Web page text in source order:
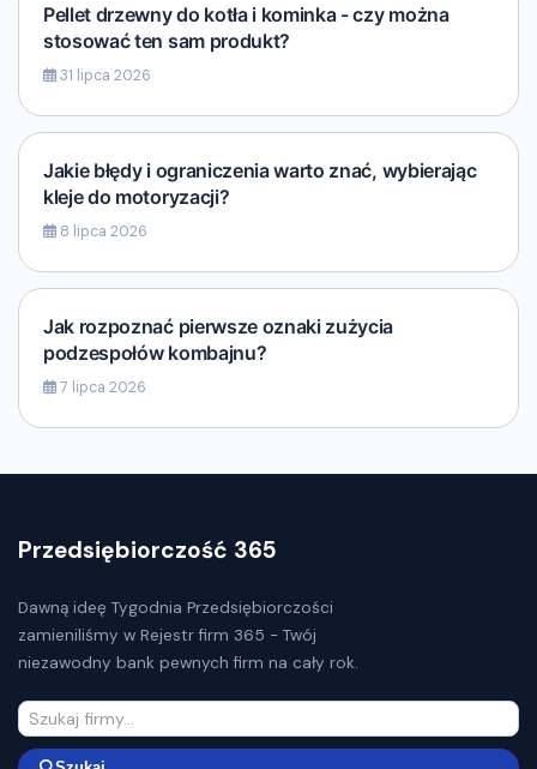
Pellet drzewny do kotła i kominka - czy można
stosować ten sam produkt?
31 lipca 2026
Jakie błędy i ograniczenia warto znać, wybierając
kleje do motoryzacji?
8 lipca 2026
Jak rozpoznać pierwsze oznaki zużycia
podzespołów kombajnu?
7 lipca 2026
Przedsiębiorczość 365
Dawną ideę Tygodnia Przedsiębiorczości
zamieniliśmy w Rejestr firm 365 - Twój
niezawodny bank pewnych firm na cały rok.